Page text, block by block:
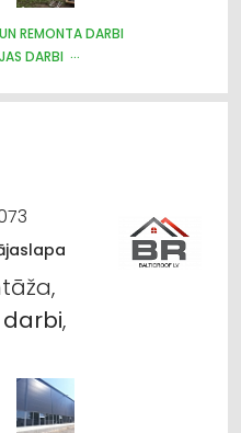
REMONTA DARBI
DARBI
darbi,